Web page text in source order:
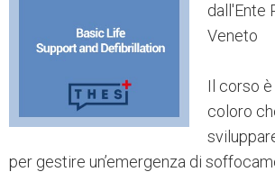
dall'Ente
Veneto
Il corso
coloro
per gestire un’emergenza di